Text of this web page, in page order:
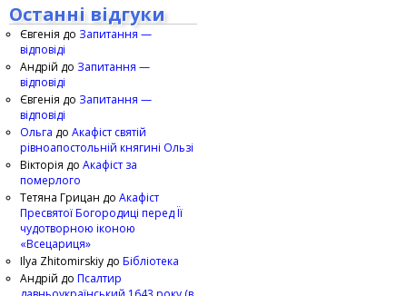
Останні відгуки
Євгенія до Запитання —
відповіді
Андрій до Запитання —
відповіді
Євгенія до Запитання —
відповіді
Ольга до Акафіст святій
рівноапостольній княгині Ользі
Вікторія до Акафіст за
померлого
Тетяна Грицан до Акафіст
Пресвятої Богородиці перед Її
чудотворною іконою
«Всецариця»
Ilya Zhitomirskiy до Бібліотека
Андрій до Псалтир